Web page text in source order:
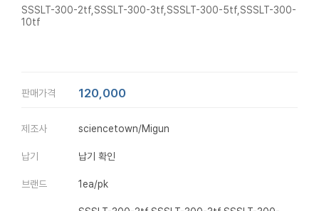
SSSLT-300-2tf,SSSLT-300-3tf,SSSLT-300-5tf,SSSLT-300-
10tf
판매가격 120,000
제조사 sciencetown/Migun
납기 납기 확인
브랜드 1ea/pk